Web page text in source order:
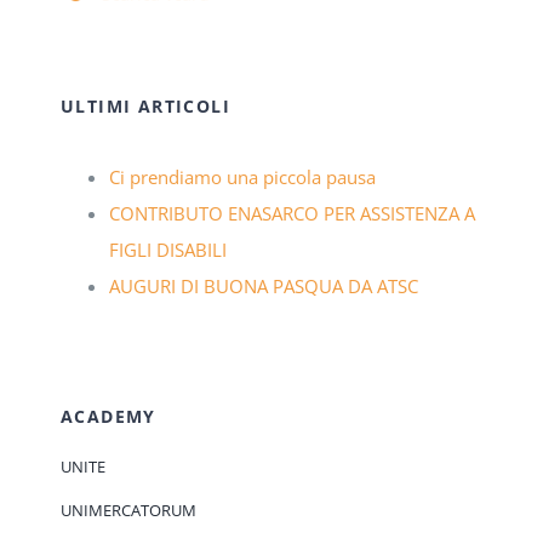
ULTIMI ARTICOLI
Ci prendiamo una piccola pausa
CONTRIBUTO ENASARCO PER ASSISTENZA A
FIGLI DISABILI
AUGURI DI BUONA PASQUA DA ATSC
ACADEMY
UNITE
UNIMERCATORUM